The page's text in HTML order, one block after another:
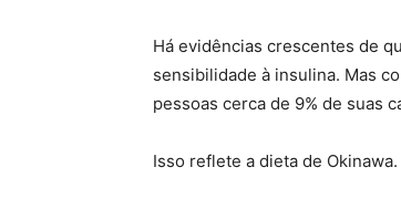
Há evidências crescentes de
sensibilidade à insulina. Mas
pessoas cerca de 9% de suas
Isso reflete a dieta de